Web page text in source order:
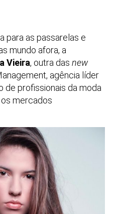
para as passarelas e
mundo afora, a
Vieira, outra das new
agência líder
de profissionais da moda
mercados